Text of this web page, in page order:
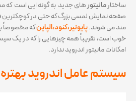
ساختارمانیتورهای جدید به گونه ایی است که
صفحه نمایش لمسی بزرگ که حتی در کوچکترین
مند می شوند.پایونیر،کنود،الپاینکه مخصوصاً
خوب است، تقریباً همه چیزهایی را که در یک
امکانات مانیتور اندروید ندارد.
سیستم عامل اندروید بهتره